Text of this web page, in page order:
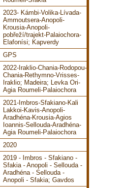
2023- Kámbi-Volika-Lívada-
Ammoutsera-Anopoli-
Krousia-Anopoli-
pobřeží/trajekt-Palaiochora-
Elafonísi; Kapverdy
GPS
2022-Iraklio-Chania-Rodopou-
Chania-Rethymno-Vrisses-
Iraklio; Madeira; Levka Ori-
Agia Roumeli-Palaiochora
2021-Imbros-Sfakiano-Kali
Lakkoi-Kavis-Anopoli-
Aradhéna-Krousia-Agios
Ioannis-Sellouda-Aradhéna-
Agia Roumeli-Palaiochora
2020
2019 - Imbros - Sfakiano -
Sfakia - Anopoli - Sellouda -
Aradhéna - Sellouda -
Anopoli - Sfakia; Gavdos